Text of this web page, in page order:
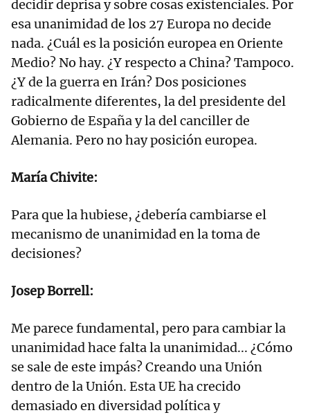
decidir deprisa y sobre cosas existenciales. Por
esa unanimidad de los 27 Europa no decide
nada. ¿Cuál es la posición europea en Oriente
Medio? No hay. ¿Y respecto a China? Tampoco.
¿Y de la guerra en Irán? Dos posiciones
radicalmente diferentes, la del presidente del
Gobierno de España y la del canciller de
Alemania. Pero no hay posición europea.
María Chivite:
Para que la hubiese, ¿debería cambiarse el
mecanismo de unanimidad en la toma de
decisiones?
Josep Borrell:
Me parece fundamental, pero para cambiar la
unanimidad hace falta la unanimidad... ¿Cómo
se sale de este impás? Creando una Unión
dentro de la Unión. Esta UE ha crecido
demasiado en diversidad política y